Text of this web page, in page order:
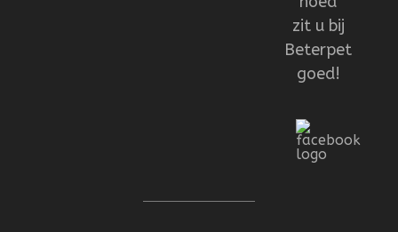
zit u bij
Beterpet
goed!